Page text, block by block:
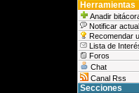
Herramientas
Anadir
Notificar
Recomendar
Lista de
Foros
Chat
Canal Rss
Secciones